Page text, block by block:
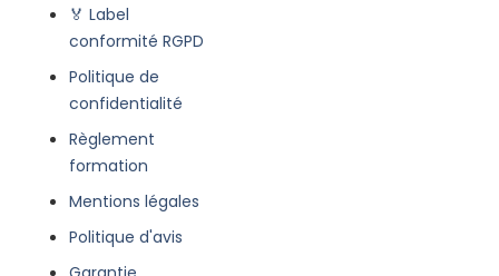
🏅 Label
conformité RGPD
Politique de
confidentialité
Règlement
formation
Mentions légales
Politique d'avis